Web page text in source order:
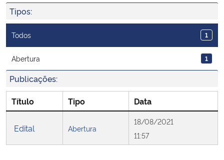
Ministério da Saúde
Ministério da Ciência, Tecnologia, Inovações e Comunicações
Tipos:
Todos 1
Abertura 1
Publicações:
Título Tipo Data
Edital Abertura
18/08/2021
11:57